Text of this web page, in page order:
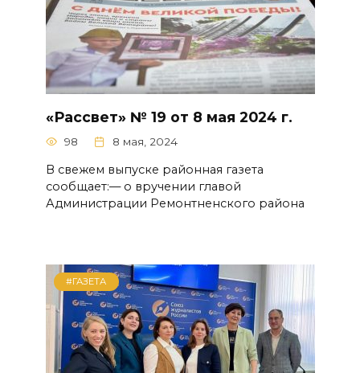
«Рассвет» № 19 от 8 мая 2024 г.
98 8 мая, 2024
В свежем выпуске районная газета
сообщает:— о вручении главой
Администрации Ремонтненского района
#ГАЗЕТА